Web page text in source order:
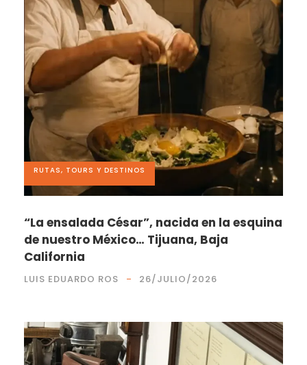
RUTAS, TOURS Y DESTINOS
“La ensalada César”, nacida en la esquina
de nuestro México… Tijuana, Baja
California
LUIS EDUARDO ROS 26/JULIO/2026